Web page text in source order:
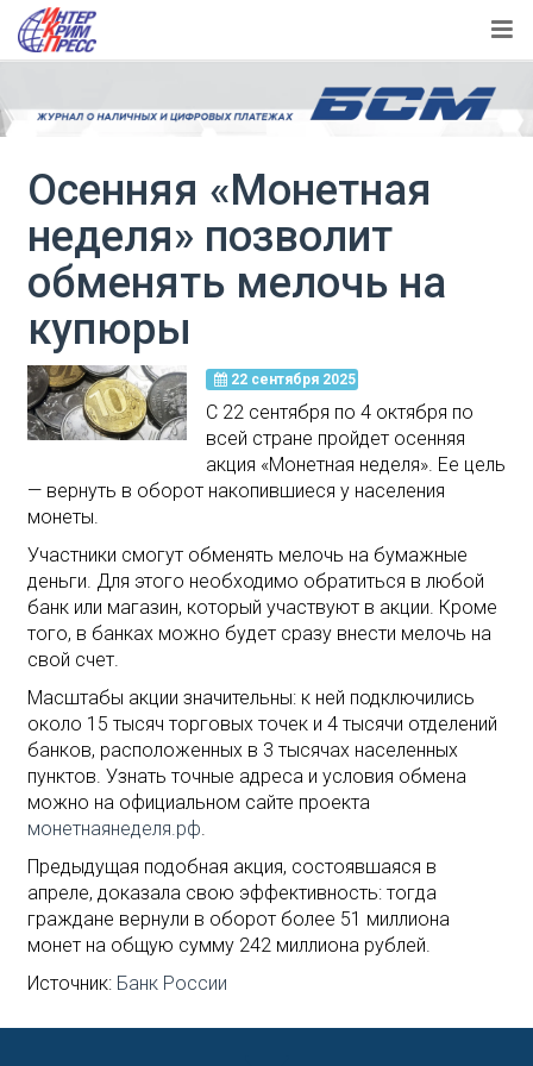
Осенняя «Монетная
неделя» позволит
обменять мелочь на
купюры
22 сентября 2025
С 22 сентября по 4 октября по
всей стране пройдет осенняя
акция «Монетная неделя». Ее цель
— вернуть в оборот накопившиеся у населения
монеты.
Участники смогут обменять мелочь на бумажные
деньги. Для этого необходимо обратиться в любой
банк или магазин, который участвуют в акции. Кроме
того, в банках можно будет сразу внести мелочь на
свой счет.
Масштабы акции значительны: к ней подключились
около 15 тысяч торговых точек и 4 тысячи отделений
банков, расположенных в 3 тысячах населенных
пунктов. Узнать точные адреса и условия обмена
можно на официальном сайте проекта
монетнаянеделя.рф.
Предыдущая подобная акция, состоявшаяся в
апреле, доказала свою эффективность: тогда
граждане вернули в оборот более 51 миллиона
монет на общую сумму 242 миллиона рублей.
Источник: Банк России